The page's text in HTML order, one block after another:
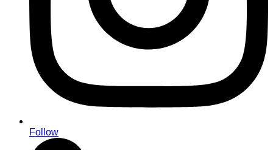
Follow